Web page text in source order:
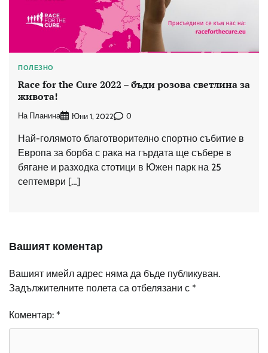
ПОЛЕЗНО
Race for the Cure 2022 – бъди розова светлина за
живота!
На Планина Юни 1, 2022 0
Най-голямото благотворително спортно събитие в
Европа за борба с рака на гърдата ще събере в
бягане и разходка стотици в Южен парк на 25
септември […]
Вашият коментар
Вашият имейл адрес няма да бъде публикуван.
Задължителните полета са отбелязани с *
Коментар: *